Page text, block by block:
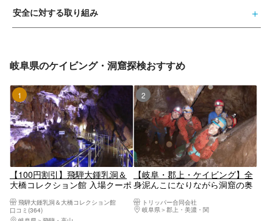
安全に対する取り組み
岐阜県のケイビング・洞窟探検おすすめ
1位
【100円割引】飛騨大鍾乳洞＆
大橋コレクション館 入場クーポ
飛騨大鍾乳洞＆大橋コレクション館
口コミ(364)
2位
【岐阜・郡上・ケイビング】全
身泥んこになりながら洞窟の奥
探検！（半日コース・写真つ
き）
トリッパー合同会社
岐阜県
郡上・美濃・関